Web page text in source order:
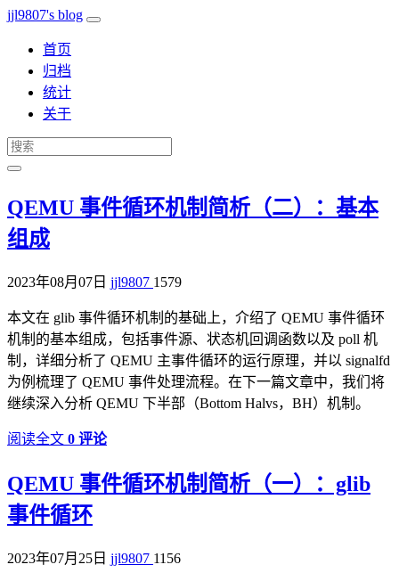
jjl9807's blog
首页
归档
统计
关于
QEMU 事件循环机制简析（二）：基本
组成
2023年08月07日 jjl9807 1579
本文在 glib 事件循环机制的基础上，介绍了 QEMU 事件循环
机制的基本组成，包括事件源、状态机回调函数以及 poll 机
制，详细分析了 QEMU 主事件循环的运行原理，并以 signalfd
为例梳理了 QEMU 事件处理流程。在下一篇文章中，我们将
继续深入分析 QEMU 下半部（Bottom Halvs，BH）机制。
阅读全文 0 评论
QEMU 事件循环机制简析（一）：glib
事件循环
2023年07月25日 jjl9807 1156